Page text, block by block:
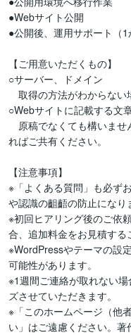
●Webサイト公開
●公開後、運用サポート（1
【ご用意いただくもの】
○サーバー、ドメイン
取得の方法がわからない
○Webサイトに記載する文
原稿でなくても構いませ
ればご共有ください。
【注意事項】
※「よくある質問」も必ず
や認識の齟齬の防止になり
※初回ヒアリング後のご依
合、追加料金をお見積する
※WordPressやテーマの設
可能性があります。
※1週間ご連絡が取れない
ズさせていただきます。
※「このホームページ（他
い」はご遠慮ください。著